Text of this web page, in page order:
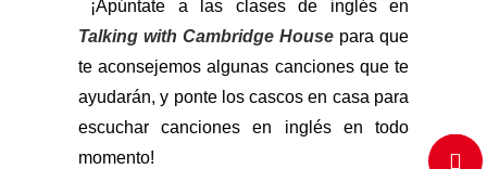
¡Apúntate a las clases de inglés en
Talking with Cambridge House para que
te aconsejemos algunas canciones que te
ayudarán, y ponte los cascos en casa para
escuchar canciones en inglés en todo
momento!